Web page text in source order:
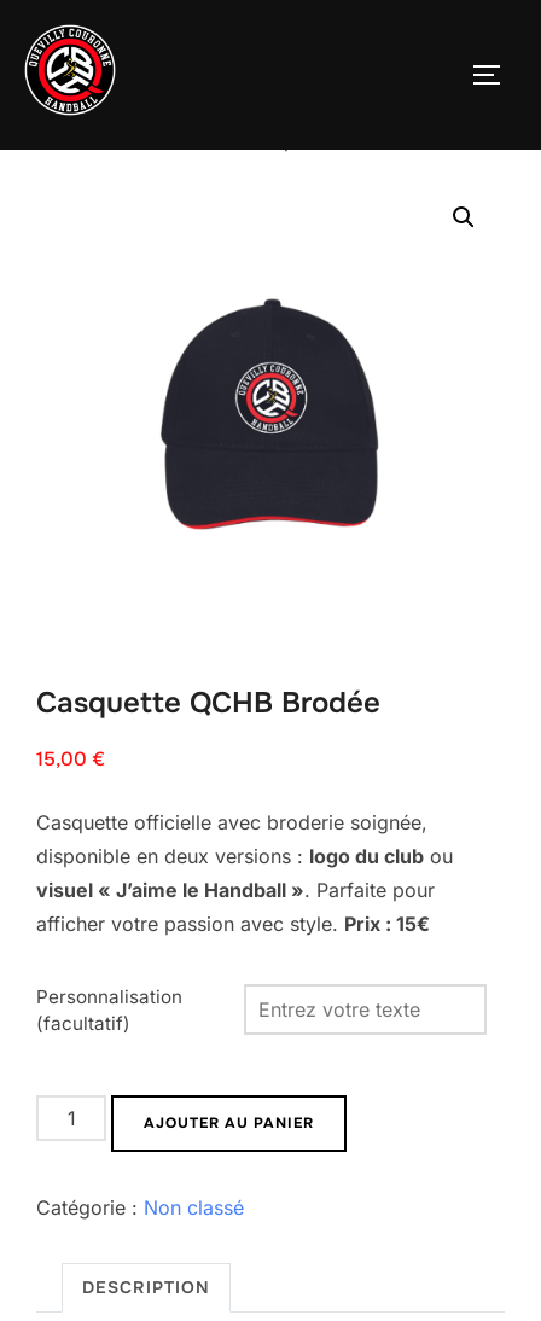
Casquette QCHB Brodée
15,00 €
Casquette officielle avec broderie soignée,
disponible en deux versions : logo du club ou
visuel « J’aime le Handball ». Parfaite pour
afficher votre passion avec style. Prix : 15€
Personnalisation
(facultatif)
AJOUTER AU PANIER
Catégorie : Non classé
DESCRIPTION